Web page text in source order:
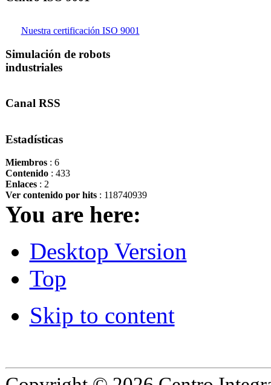
Nuestra certificación ISO 9001
Simulación de robots
industriales
Canal RSS
Estadísticas
Miembros: 6
Contenido: 433
Enlaces: 2
Ver contenido por hits: 118740939
You are here:
Desktop Version
Top
Skip to content